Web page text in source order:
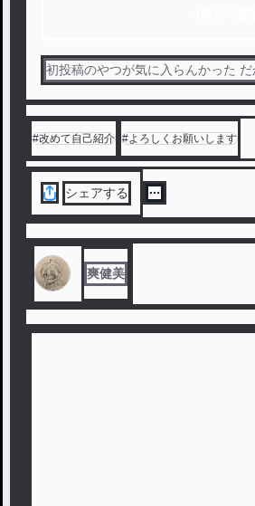
初投稿のやつが気に入らんかった だ
#改めて自己紹介 #よろしくお願いします
シェアする
爽健美